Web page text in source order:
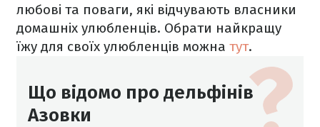
любові та поваги, які відчувають власники
домашніх улюбленців. Обрати найкращу
їжу для своїх улюбленців можна тут.
Що відомо про дельфінів
Азовки